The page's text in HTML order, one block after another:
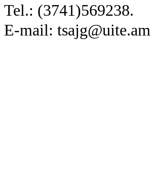
Tel.: (3741)569238.
E-mail: tsajg@uite.am